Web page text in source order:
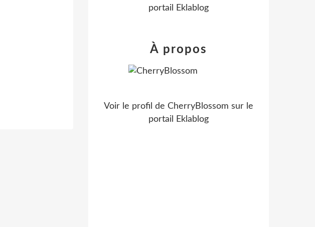
portail Eklablog
À propos
Voir le profil de CherryBlossom sur le
portail Eklablog